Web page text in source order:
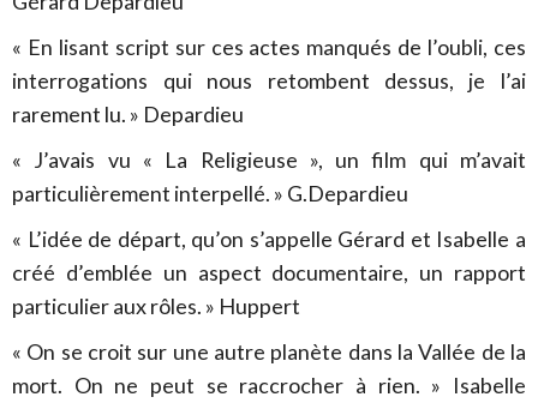
« En lisant script sur ces actes manqués de l’oubli, ces
interrogations qui nous retombent dessus, je l’ai
rarement lu. » Depardieu
« J’avais vu « La Religieuse », un film qui m’avait
particulièrement interpellé. » G.Depardieu
« L’idée de départ, qu’on s’appelle Gérard et Isabelle a
créé d’emblée un aspect documentaire, un rapport
particulier aux rôles. » Huppert
« On se croit sur une autre planète dans la Vallée de la
mort. On ne peut se raccrocher à rien. » Isabelle